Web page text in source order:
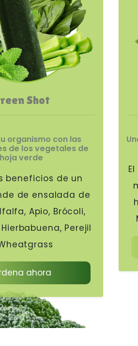
Shot
organismo con las
de los vegetales de
hoja verde
beneficios de un
de ensalada de
Apio, Brócoli,
Perejil
ahora